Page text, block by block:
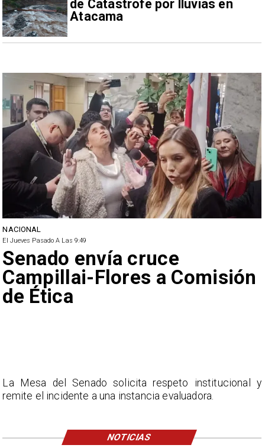
de Catástrofe por lluvias en
Atacama
NACIONAL
El Jueves Pasado A Las 9:49
Senado envía cruce
Campillai-Flores a Comisión
de Ética
La Mesa del Senado solicita respeto institucional y
remite el incidente a una instancia evaluadora.
NOTICIAS